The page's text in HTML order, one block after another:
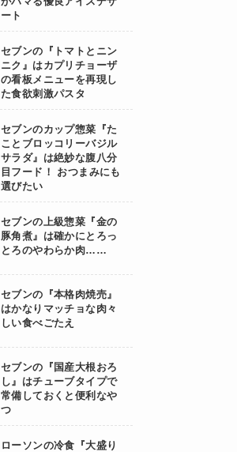
ート
セブンの『トマトとニン
ニク』はカプリチョーザ
の看板メニューを再現し
た食欲刺激パスタ
セブンのカップ惣菜『た
ことブロッコリーバジル
サラダ』は絶妙な腹八分
目フード！ おつまみにも
選びたい
セブンの上級惣菜『金の
豚角煮』は確かにとろっ
とろのやわらか肉……
セブンの『本格肉焼売』
はかなりマッチョな肉々
しい食べごたえ
セブンの『国産大根おろ
し』はチューブタイプで
常備しておくと便利なや
つ
ローソンの冷食『大盛り